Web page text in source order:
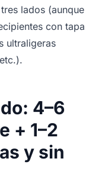
lados (aunque
con tapa
ultraligeras
4–6
+ 1–2
y sin